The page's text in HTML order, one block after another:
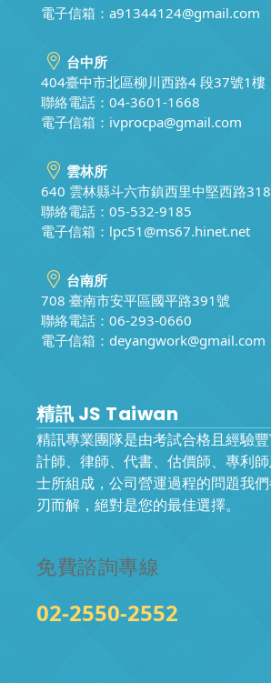
電子信箱： a91344124@gmail.com
台中所
404臺中市北區柳川西路4 段37號1樓
聯絡電話：04-3601-1668
電子信箱： ivprocpa@gmail.com
雲林所
640 雲林縣斗六市鎮西里中堅西路
聯絡電話：05-532-9185
電子信箱： lpc51@ms67.hinet.net
台南所
708 臺南市安平區國平路391號
聯絡電話：06-293-0660
電子信箱： deyangwork@gmail.com
精訊 JS Taiwan
精訊專業團隊是由考試合格且經驗
計師、律師、代書、估價師、專利
士所組成，公司營運過程的問題我
刃而解，絕對是您的最佳選擇。
免費諮詢專線
02-2550-2552